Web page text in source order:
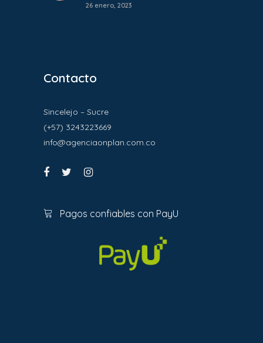
26 enero, 2023
Contacto
Sincelejo – Sucre
(+57) 3243223669
info@agenciaonplan.com.co
Pagos confiables con PayU